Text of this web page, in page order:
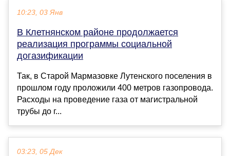
10:23, 03 Янв
В Клетнянском районе продолжается
реализация программы социальной
догазификации
Так, в Старой Мармазовке Лутенского поселения в
прошлом году проложили 400 метров газопровода.
Расходы на проведение газа от магистральной
трубы до г...
03:23, 05 Дек